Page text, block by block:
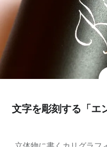
文字を彫刻する「エ